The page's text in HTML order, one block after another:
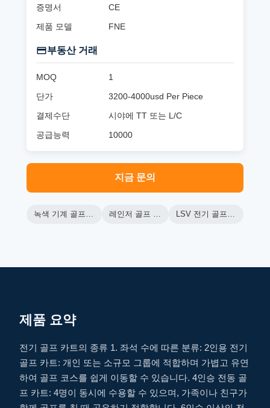
증명서
CE
제품 모델
FNE
부동산 거래
MOQ
1
단가
3200-4000usd Per Piece
결제수단
시야에 TT 또는 L/C
공급능력
10000
지금 문의
녹색 기계 골프 카트 레인저 골프 카트 LSV 전기 골프 카트
제품 요약
전기 골프 카트의 종류 1. 좌석 수에 따른 분류: 2인용 전기
골프 카트: 개인 또는 소규모 그룹에 적합하며 가볍고 유연
하여 골프 코스를 쉽게 이동할 수 있습니다. 4인승 전동 골
프 카트: 4명이 동시에 수용할 수 있으며, 가족이나 친구가